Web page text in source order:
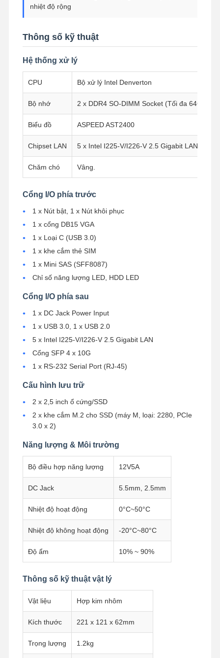
Kiểm Soát
Chất Lượng
Liên Hệ
Chúng Tôi
Máy tính gắn rack 1U
Máy tính mini POE
NAS Mini PC
Core Mini PC
Máy tính mini văn phòng
nhiệt độ rộng
Thông số kỹ thuật
Hệ thống xử lý
CPU Bộ xử lý Intel Denverton
Bộ nhớ 2 x DDR4 SO-DIMM Socket (Tối đa 64GB,
Biểu đồ ASPEED AST2400
Chipset LAN 5 x Intel I225-V/I226-V 2.5 Gigabit LAN, 4 x
Chăm chó Vâng.
Cổng I/O phía trước
1 x Nút bật, 1 x Nút khôi phục
1 x cổng DB15 VGA
1 x Loại C (USB 3.0)
1 x khe cắm thẻ SIM
1 x Mini SAS (SFF8087)
Chỉ số năng lượng LED, HDD LED
Cổng I/O phía sau
1 x DC Jack Power Input
1 x USB 3.0, 1 x USB 2.0
5 x Intel I225-V/I226-V 2.5 Gigabit LAN
Cổng SFP 4 x 10G
1 x RS-232 Serial Port (RJ-45)
Cấu hình lưu trữ
2 x 2,5 inch ổ cứng/SSD
2 x khe cắm M.2 cho SSD (máy M, loại: 2280, PCIe
3.0 x 2)
Năng lượng & Môi trường
Bộ điều hợp năng lượng 12V5A
DC Jack 5.5mm, 2.5mm
Nhiệt độ hoạt động 0°C~50°C
Nhiệt độ không hoạt động -20°C~80°C
Độ ẩm 10% ~ 90%
Thông số kỹ thuật vật lý
Vật liệu Hợp kim nhôm
Kích thước 221 x 121 x 62mm
Trọng lượng 1.2kg